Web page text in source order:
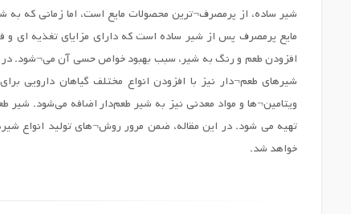
شیر ساده، از پرمصرف¬ترین محصولات مایع است، اما زمانی که
افزودن طعم و رنگ به شیر، سبب بهبود خواص حسی آن می¬شود. در
شیرهای طعم¬دار نیز با افزودن انواع مختلف گیاهان دارویی
ویتامین¬ها و مواد معدنی نیز به شیر طعم‌دار اضافه می‌شود. شیر
تهیه می شود. در این مقاله، ضمن مرور روش¬های تولید انواع
خواهد شد.